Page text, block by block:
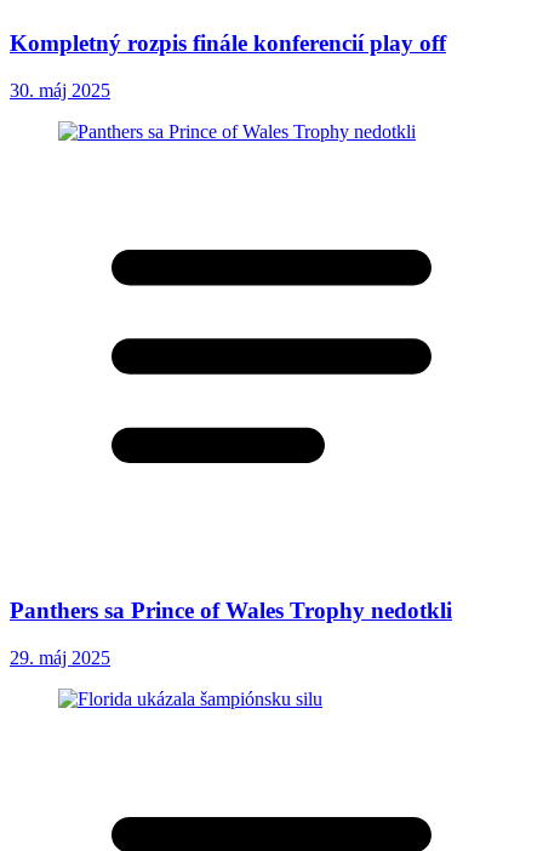
Kompletný rozpis finále konferencií play off
30. máj 2025
Panthers sa Prince of Wales Trophy nedotkli
29. máj 2025